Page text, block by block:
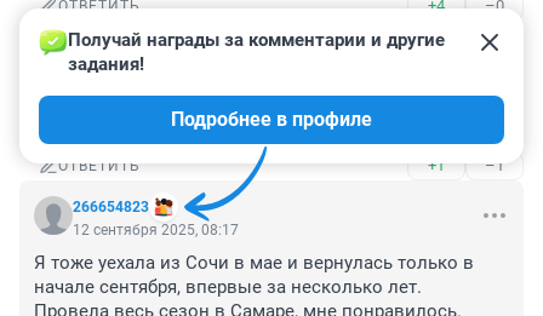
ОТВЕТИТЬ +4 –0
Гость
12 сентября 2025, 15:32
Мы тоже уехали из Анапы 27 августа, отдохнули
замечательно!
ОТВЕТИТЬ +1 –1
266654823
Получай награды за комментарии и другие
задания!
Подробнее в профиле
12 сентября 2025, 08:17
Я тоже уехала из Сочи в мае и вернулась только в
начале сентября, впервые за несколько лет.
Провела весь сезон в Самаре, мне понравилось.